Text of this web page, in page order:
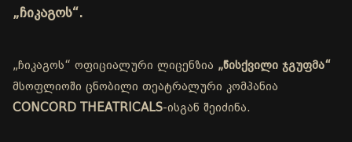
„ჩიკაგოს“.
„ჩიკაგოს“ ოფიციალური ლიცენზია „წისქვილი ჯგუფმა“
მსოფლიოში ცნობილი თეატრალური კომპანია
CONCORD THEATRICALS-ისგან შეიძინა.